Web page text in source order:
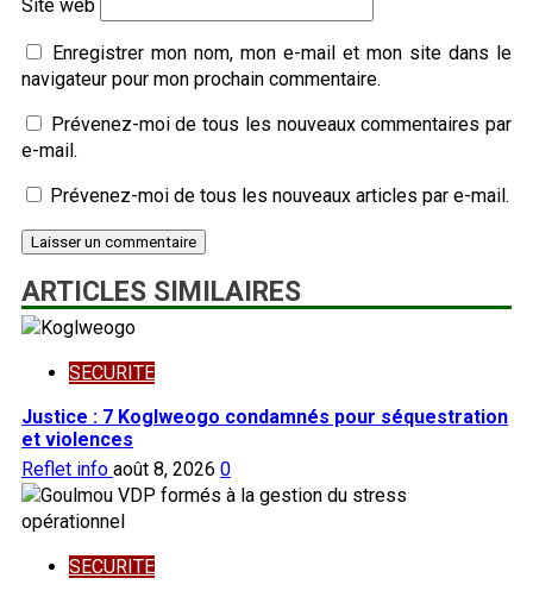
Site web
Enregistrer mon nom, mon e-mail et mon site dans le
navigateur pour mon prochain commentaire.
Prévenez-moi de tous les nouveaux commentaires par
e-mail.
Prévenez-moi de tous les nouveaux articles par e-mail.
ARTICLES SIMILAIRES
SECURITE
Justice : 7 Koglweogo condamnés pour séquestration
et violences
Reflet info août 8, 2026 0
SECURITE